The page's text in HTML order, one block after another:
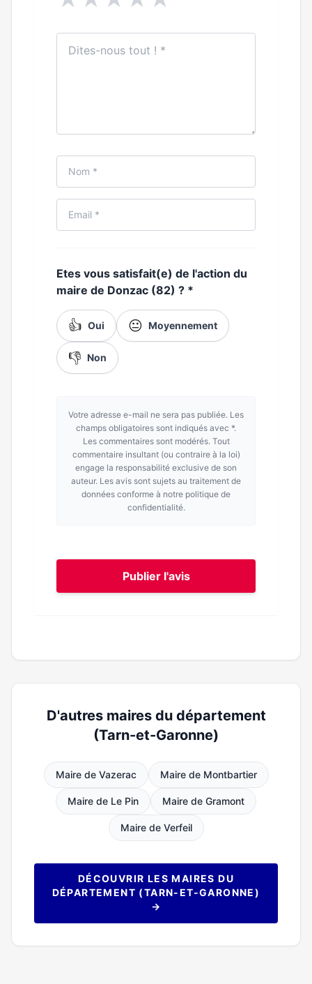
Etes vous satisfait(e) de l'action du
maire de Donzac (82) ? *
👍 Oui 😐 Moyennement
👎 Non
Votre adresse e-mail ne sera pas publiée. Les
champs obligatoires sont indiqués avec *.
Les commentaires sont modérés. Tout
commentaire insultant (ou contraire à la loi)
engage la responsabilité exclusive de son
auteur. Les avis sont sujets au traitement de
données conforme à notre politique de
confidentialité.
Publier l'avis
D'autres maires du département
(Tarn-et-Garonne)
Maire de Vazerac Maire de Montbartier
Maire de Le Pin Maire de Gramont
Maire de Verfeil
DÉCOUVRIR LES MAIRES DU
DÉPARTEMENT (TARN-ET-GARONNE)
→